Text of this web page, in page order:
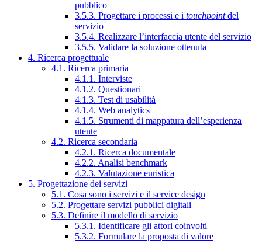
pubblico
3.5.3. Progettare i processi e i touchpointdel
servizio
3.5.4. Realizzare l’interfaccia utente del servizio
3.5.5. Validare la soluzione ottenuta
4. Ricerca progettuale
4.1. Ricerca primaria
4.1.1. Interviste
4.1.2. Questionari
4.1.3. Test di usabilità
4.1.4. Web analytics
4.1.5. Strumenti di mappatura dell’esperienza
utente
4.2. Ricerca secondaria
4.2.1. Ricerca documentale
4.2.2. Analisi benchmark
4.2.3. Valutazione euristica
5. Progettazione dei servizi
5.1. Cosa sono i servizi e il service design
5.2. Progettare servizi pubblici digitali
5.3. Definire il modello di servizio
5.3.1. Identificare gli attori coinvolti
5.3.2. Formulare la proposta di valore